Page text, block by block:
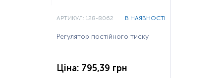
АРТИКУЛ: 128-8062 В НАЯВНОСТІ
Регулятор постійного тиску
Ціна: 795,39 грн